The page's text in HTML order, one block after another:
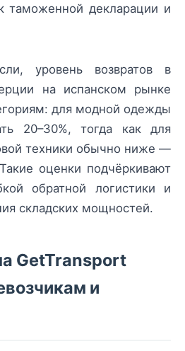
таможенной декларации и
уровень возвратов в
на испанском рынке
для модной одежды
20–30%, тогда как для
техники обычно ниже —
оценки подчёркивают
обратной логистики и
складских мощностей.
GetTransport
и